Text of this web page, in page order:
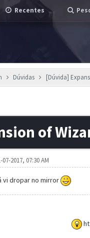
Recentes
Dúvidas [Dúvida]
of
07-2017, 07:30 AM
vi dropar no mirror